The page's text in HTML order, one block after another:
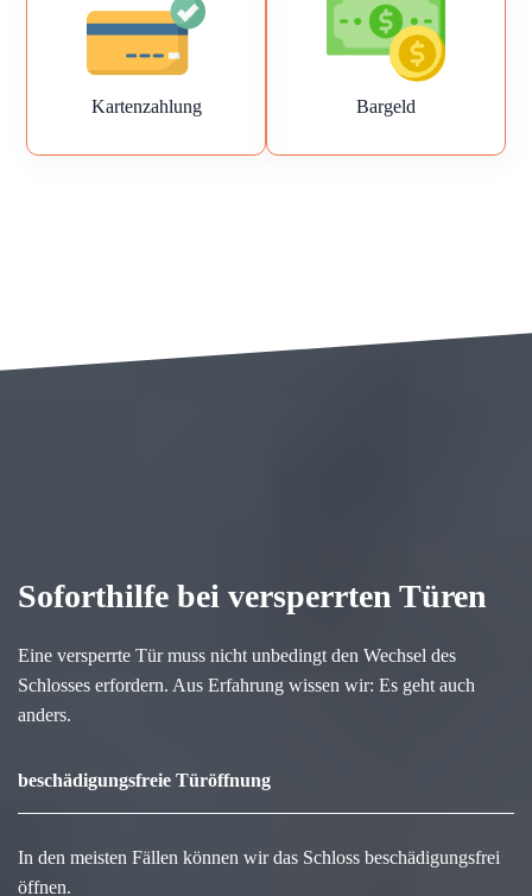
Kartenzahlung Bargeld
Soforthilfe bei versperrten Türen
Eine versperrte Tür muss nicht unbedingt den Wechsel des
Schlosses erfordern. Aus Erfahrung wissen wir: Es geht auch
anders.
beschädigungsfreie Türöffnung
In den meisten Fällen können wir das Schloss beschädigungsfrei
öffnen.